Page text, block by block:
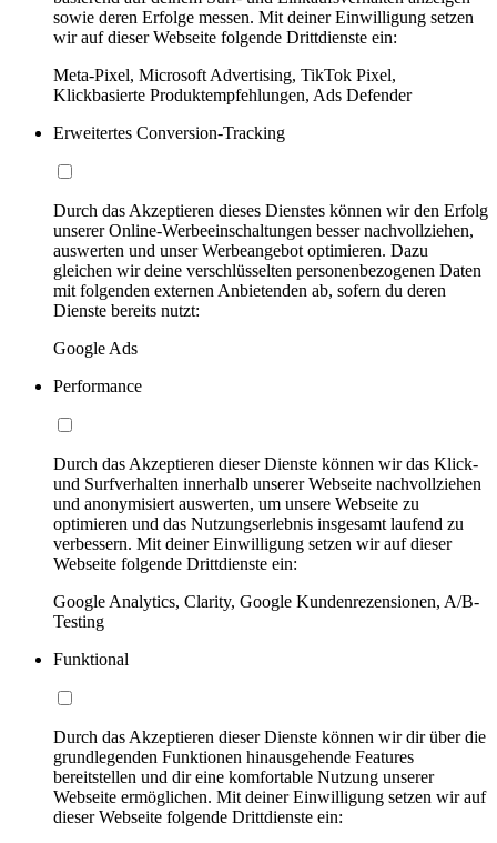
sowie deren Erfolge messen. Mit deiner Einwilligung setzen
wir auf dieser Webseite folgende Drittdienste ein:
Meta-Pixel, Microsoft Advertising, TikTok Pixel,
Klickbasierte Produktempfehlungen, Ads Defender
Erweitertes Conversion-Tracking
Durch das Akzeptieren dieses Dienstes können wir den Erfolg
unserer Online-Werbeeinschaltungen besser nachvollziehen,
auswerten und unser Werbeangebot optimieren. Dazu
gleichen wir deine verschlüsselten personenbezogenen Daten
mit folgenden externen Anbietenden ab, sofern du deren
Dienste bereits nutzt:
Google Ads
Performance
Durch das Akzeptieren dieser Dienste können wir das Klick-
und Surfverhalten innerhalb unserer Webseite nachvollziehen
und anonymisiert auswerten, um unsere Webseite zu
optimieren und das Nutzungserlebnis insgesamt laufend zu
verbessern. Mit deiner Einwilligung setzen wir auf dieser
Webseite folgende Drittdienste ein:
Google Analytics, Clarity, Google Kundenrezensionen, A/B-
Testing
Funktional
Durch das Akzeptieren dieser Dienste können wir dir über die
grundlegenden Funktionen hinausgehende Features
bereitstellen und dir eine komfortable Nutzung unserer
Webseite ermöglichen. Mit deiner Einwilligung setzen wir auf
dieser Webseite folgende Drittdienste ein: